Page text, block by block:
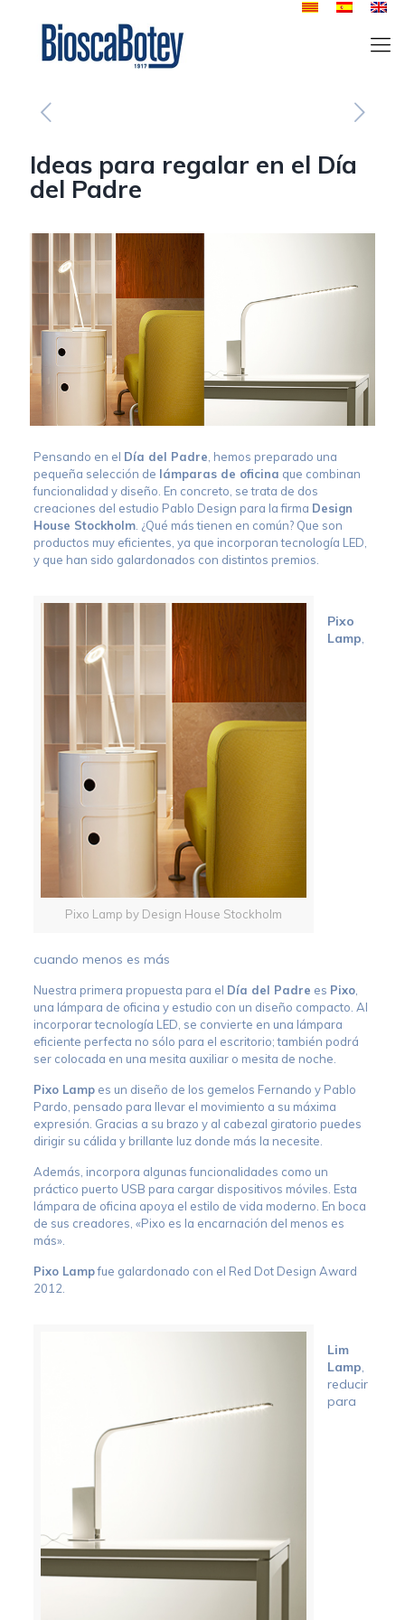
Ideas para regalar en el Día
del Padre
Pensando en el Día del Padre, hemos preparado una
pequeña selección de lámparas de oficina que combinan
funcionalidad y diseño. En concreto, se trata de dos
creaciones del estudio Pablo Design para la firma Design
House Stockholm. ¿Qué más tienen en común? Que son
productos muy eficientes, ya que incorporan tecnología LED,
y que han sido galardonados con distintos premios.
Pixo Lamp by Design House Stockholm
Pixo
Lamp,
cuando menos es más
Nuestra primera propuesta para el Día del Padre es Pixo,
una lámpara de oficina y estudio con un diseño compacto. Al
incorporar tecnología LED, se convierte en una lámpara
eficiente perfecta no sólo para el escritorio; también podrá
ser colocada en una mesita auxiliar o mesita de noche.
Pixo Lampes un diseño de los gemelos Fernando y Pablo
Pardo, pensado para llevar el movimiento a su máxima
expresión. Gracias a su brazo y al cabezal giratorio puedes
dirigir su cálida y brillante luz donde más la necesite.
Además, incorpora algunas funcionalidades como un
práctico puerto USB para cargar dispositivos móviles. Esta
lámpara de oficina apoya el estilo de vida moderno. En boca
de sus creadores, «Pixo es la encarnación del menos es
más».
Pixo Lampfue galardonado con el Red Dot Design Award
2012.
Lim
Lamp,
reducir
para